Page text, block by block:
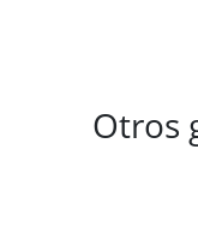
Otros